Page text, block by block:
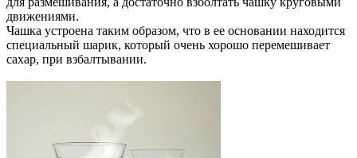
движениями.
Чашка устроена таким образом, что в ее основании находится
специальный шарик, который очень хорошо перемешивает
сахар, при взбалтывании.